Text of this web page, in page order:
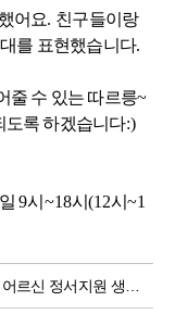
어요. 친구들이랑
를 표현했습니다.
줄 수 있는 따르릉~
도록 하겠습니다:)
9시 ~18시 (12시~1
중식집 하오와 함께하는 4월 어르신 정서지원 생신잔치 진행